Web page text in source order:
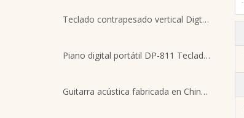
Teclado contrapesado vertical Digtal Piao XY-8806 de 88 teclas
Piano digital portátil DP-811 Teclado ponderado
Guitarra acústica fabricada en China con tapa de abeto y color para venta al por mayor